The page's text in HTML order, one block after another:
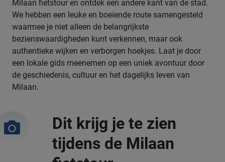
Milaan fietstour en ontdek een andere kant van de stad.
We hebben een leuke en boeiende route samengesteld
waarmee je niet alleen de belangrijkste
bezienswaardigheden kunt verkennen, maar ook
authentieke wijken en verborgen hoekjes. Laat je door
een lokale gids meenemen op een uniek avontuur door
de geschiedenis, cultuur en het dagelijks leven van
Milaan.
Dit krijg je te zien
tijdens de Milaan